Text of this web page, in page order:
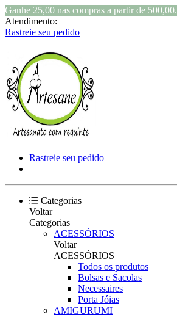
Ganhe 25,00 nas compras a partir de 500,00.
Atendimento:
Rastreie seu pedido
Rastreie seu pedido
Categorias
Voltar
Categorias
ACESSÓRIOS
Voltar
ACESSÓRIOS
Todos os produtos
Bolsas e Sacolas
Necessaires
Porta Jóias
AMIGURUMI